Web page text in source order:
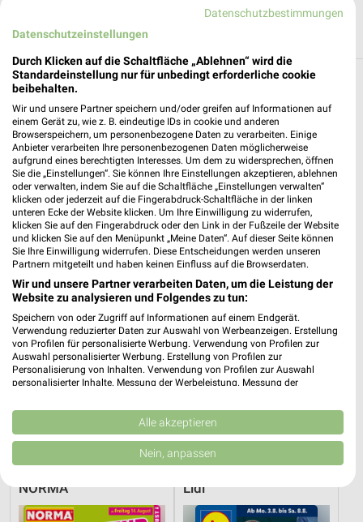
Heute 07:30 - 20:00 Uhr | Geöffnet
421,51 km • Angebote: 1 Prospekt
Discounter Angebote und Prospekte für
Abensberg
17 Prospekte
PENNY
3,8 km
Angebote ab 03.08.
Action
Angebote ab 05.08.
Gültig bis Di. 11.08.
NORMA Lidl
Datenschutzbestimmungen
Datenschutzeinstellungen
Durch Klicken auf die Schaltfläche „Ablehnen“ wird die
Standardeinstellung nur für unbedingt erforderliche cookie
beibehalten.
Wir und unsere Partner speichern und/oder greifen auf Informationen auf
einem Gerät zu, wie z. B. eindeutige IDs in cookie und anderen
Browserspeichern, um personenbezogene Daten zu verarbeiten. Einige
Anbieter verarbeiten Ihre personenbezogenen Daten möglicherweise
aufgrund eines berechtigten Interesses. Um dem zu widersprechen, öffnen
Sie die „Einstellungen“. Sie können Ihre Einstellungen akzeptieren, ablehnen
oder verwalten, indem Sie auf die Schaltfläche „Einstellungen verwalten“
klicken oder jederzeit auf die Fingerabdruck-Schaltfläche in der linken
unteren Ecke der Website klicken. Um Ihre Einwilligung zu widerrufen,
klicken Sie auf den Fingerabdruck oder den Link in der Fußzeile der Website
und klicken Sie auf den Menüpunkt „Meine Daten“. Auf dieser Seite können
Sie Ihre Einwilligung widerrufen. Diese Entscheidungen werden unseren
Partnern mitgeteilt und haben keinen Einfluss auf die Browserdaten.
Wir und unsere Partner verarbeiten Daten, um die Leistung der
Website zu analysieren und Folgendes zu tun:
Speichern von oder Zugriff auf Informationen auf einem Endgerät.
Verwendung reduzierter Daten zur Auswahl von Werbeanzeigen. Erstellung
von Profilen für personalisierte Werbung. Verwendung von Profilen zur
Auswahl personalisierter Werbung. Erstellung von Profilen zur
Personalisierung von Inhalten. Verwendung von Profilen zur Auswahl
personalisierter Inhalte. Messung der Werbeleistung. Messung der
Kombinationen von Daten aus verschiedenen Quellen. Entwicklung und
Verbesserung der Angebote. Verwendung reduzierter Daten zur Auswahl
von Inhalten.
Daten können außerhalb der Europäischen Union weitergegeben und in die
USA gesendet werden.
Website/App.
Partnerliste anzeigen (1 IAB-Anbieter)
Alle akzeptieren
Nein, anpassen